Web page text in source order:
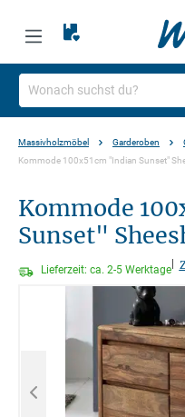
Massivholzmöbel Garderoben
Kommode 100x51cm "Indian Sunset"
Kommode
Sunset"
Lieferzeit: ca. 2-5 Werktage
Bildergalerie überspringen